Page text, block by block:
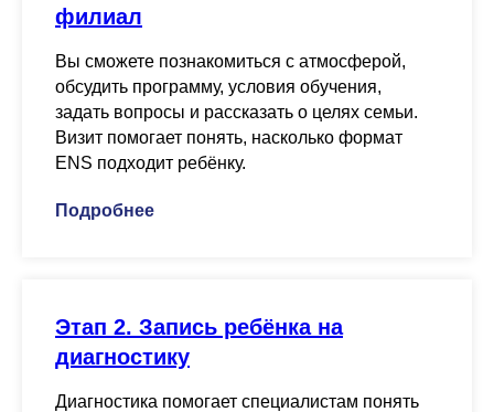
филиал
Вы сможете познакомиться с атмосферой,
обсудить программу, условия обучения,
задать вопросы и рассказать о целях семьи.
Визит помогает понять, насколько формат
ENS подходит ребёнку.
Подробнее
Этап 2. Запись ребёнка на
диагностику
Диагностика помогает специалистам понять